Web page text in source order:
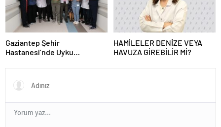
Gaziantep Şehir
Hastanesi’nde Uyku
Hizmete Açıldı
HAMİLELER DENİZE VEYA
HAVUZA GİREBİLİR Mİ?